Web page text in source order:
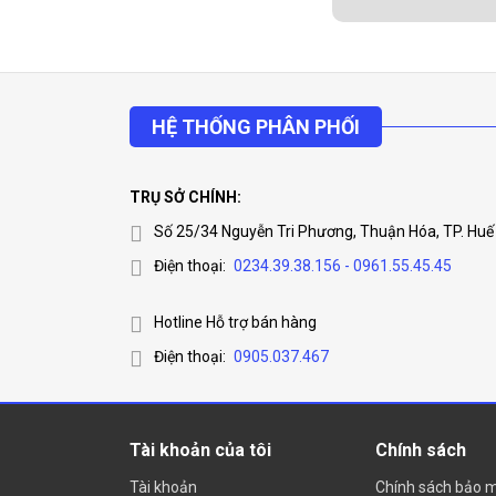
Thị trường thiết bị
lớn. Vì vậy, kinh
nghiệm sử dụng
bản đến các
cho người tiêu
giá rẻ thường có
một cách hiệu quả.
HỆ THỐNG PHÂN PHỐI
TRỤ SỞ CHÍNH:
Số 25/34 Nguyễn Tri Phương, Thuận Hóa, TP. Huế
Điện thoại: 0234.39.38.156 - 0961.55.45.45
Hotline Hỗ trợ bán hàng
Điện thoại: 0905.037.467
Tài khoản của tôi
Tài khoản
Chính sách
Chính sách bảo